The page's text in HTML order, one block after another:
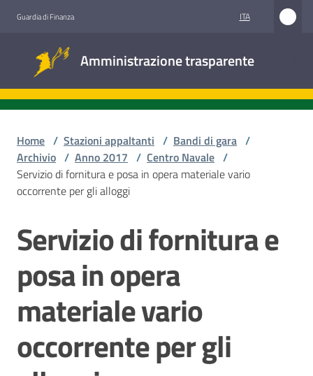
Guardia di Finanza ITA
Amministrazione trasparente
trasparente
Accesso
Stazioni
appaltanti
Contatti
Home / Stazioni appaltanti / Bandi di gara /
Archivio / Anno 2017 / Centro Navale /
Servizio di fornitura e posa in opera materiale vario
occorrente per gli alloggi
Salta al contenuto
Servizio di fornitura e
posa in opera
materiale vario
occorrente per gli